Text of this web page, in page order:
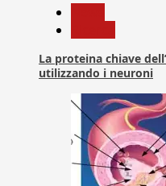
La proteina chiave
utilizzando i neuroni